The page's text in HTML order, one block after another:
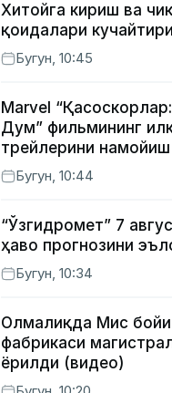
Хитойга кириш ва
қоидалари
Бугун, 10:45
Marvel
Дум” фильмининг
трейлерини
Бугун, 10:44
“Ўзгидромет” 7
ҳаво прогнозини
Бугун, 10:34
Олмалиқда Мис
фабрикаси
ёрилди (видео)